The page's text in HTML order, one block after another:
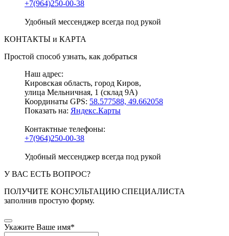
+7(964)250-00-38
Удобный мессенджер всегда под рукой
КОНТАКТЫ и КАРТА
Простой способ узнать, как добраться
Наш адрес:
Кировская область, город Киров,
улица Мельничная, 1 (склад 9А)
Координаты GPS: 58.577588, 49.662058
Показать на: Яндекс.Карты
Контактные телефоны:
+7(964)250-00-38
Удобный мессенджер всегда под рукой
У ВАС ЕСТЬ ВОПРОС?
ПОЛУЧИТЕ КОНСУЛЬТАЦИЮ СПЕЦИАЛИСТА
заполнив простую форму.
Укажите Ваше имя*